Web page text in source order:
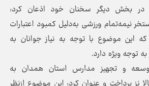
در بخش دیگر سخنان خود اذعان کرد:
نیمه‌تمام ورزشی به‌دلیل کمبود اعتبارات
موضوع با توجه به نیاز جوانان به
توجه ویژه دارد.
و تجهیز مدارس استان همدان به